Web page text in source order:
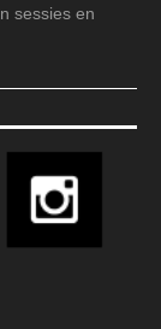
sessies en